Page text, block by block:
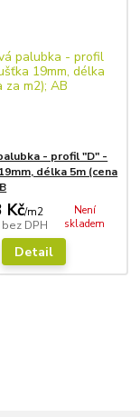
- profil "D" -
délka 5m (cena
Kč/m2
bez DPH
Není
skladem
Detail